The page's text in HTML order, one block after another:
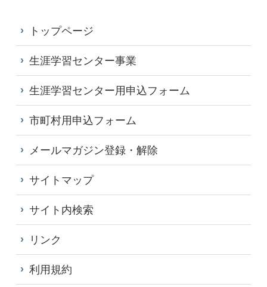
トップページ
生涯学習センター事業
生涯学習センター用申込フォーム
市町村用申込フォーム
メールマガジン登録・解除
サイトマップ
サイト内検索
リンク
利用規約